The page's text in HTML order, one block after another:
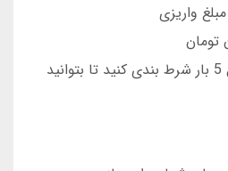
– **شرایط**: باید حداقل 5 بار شرط بندی کنید تا بتوانید